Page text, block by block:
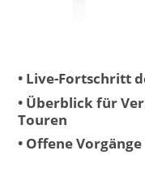
• Live-Fortschritt
• Überblick für
Touren
• Offene